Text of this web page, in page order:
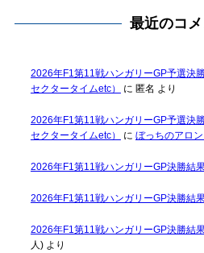
最近のコメ
2026年F1第11戦ハンガリーGP予選決
セクタータイムetc）
に 匿名 より
2026年F1第11戦ハンガリーGP予選決
セクタータイムetc）
に ぼっちのアロ
2026年F1第11戦ハンガリーGP決勝結
2026年F1第11戦ハンガリーGP決勝結
2026年F1第11戦ハンガリーGP決勝結
人)より